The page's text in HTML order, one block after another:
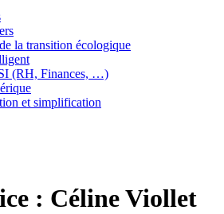
la transition écologique
(RH, Finances, …)
et simplification
: Céline Viollet